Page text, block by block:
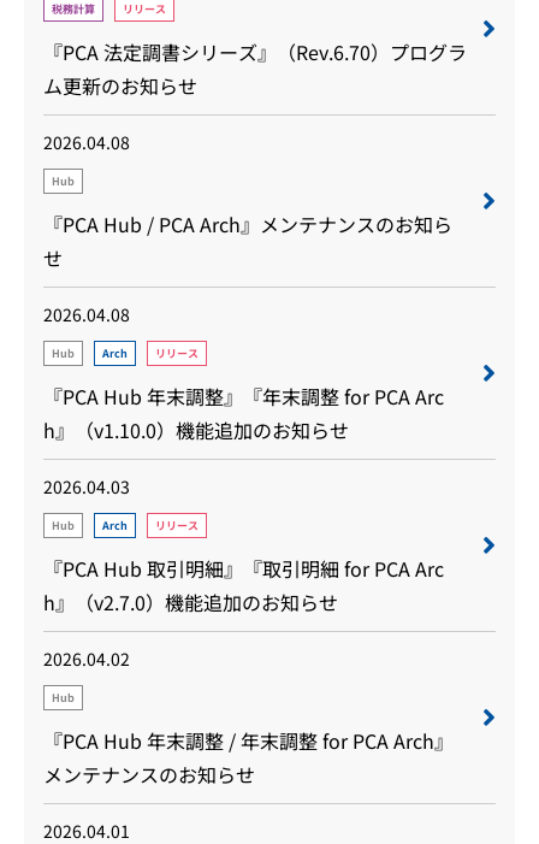
税務計算 リリース
『PCA 法定調書シリーズ』（Rev.6.70）プログラ
ム更新のお知らせ
2026.04.08
Hub
『PCA Hub / PCA Arch』メンテナンスのお知ら
せ
2026.04.08
Hub Arch リリース
『PCA Hub 年末調整』『年末調整 for PCA Arc
h』（v1.10.0）機能追加のお知らせ
2026.04.03
Hub Arch リリース
『PCA Hub 取引明細』『取引明細 for PCA Arc
h』（v2.7.0）機能追加のお知らせ
2026.04.02
Hub
『PCA Hub 年末調整 / 年末調整 for PCA Arch』
メンテナンスのお知らせ
2026.04.01